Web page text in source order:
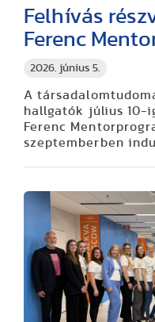
2026. június 5.
Felhívás
Ferenc
A
hallgatók július 10-
Ferenc
szeptemberben